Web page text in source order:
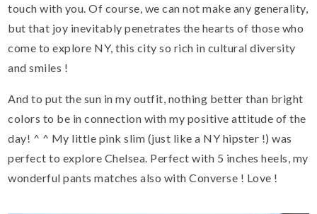
touch with you. Of course, we can not make any generality,
but that joy inevitably penetrates the hearts of those who
come to explore NY, this city so rich in cultural diversity
and smiles !
And to put the sun in my outfit, nothing better than bright
colors to be in connection with my positive attitude of the
day! ^ ^ My little pink slim (just like a NY hipster !) was
perfect to explore Chelsea. Perfect with 5 inches heels, my
wonderful pants matches also with Converse ! Love !